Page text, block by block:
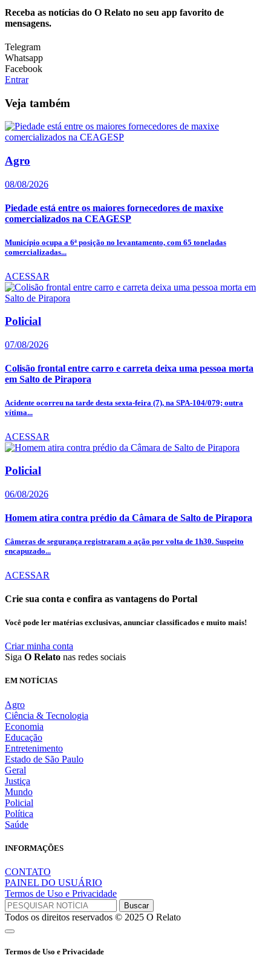
Receba as notícias do O Relato no seu app favorito de
mensagens.
Telegram
Whatsapp
Facebook
Entrar
Veja também
Agro
08/08/2026
Piedade está entre os maiores fornecedores de maxixe
comercializados na CEAGESP
Município ocupa a 6ª posição no levantamento, com 65 toneladas
comercializadas...
ACESSAR
Policial
07/08/2026
Colisão frontal entre carro e carreta deixa uma pessoa morta
em Salto de Pirapora
Acidente ocorreu na tarde desta sexta-feira (7), na SPA-104/079; outra
vítima...
ACESSAR
Policial
06/08/2026
Homem atira contra prédio da Câmara de Salto de Pirapora
Câmeras de segurança registraram a ação por volta de 1h30. Suspeito
encapuzado...
ACESSAR
Crie sua conta e confira as vantagens do Portal
Você pode ler matérias exclusivas, anunciar classificados e muito mais!
Criar minha conta
Siga O Relato nas redes sociais
EM NOTÍCIAS
Agro
Ciência & Tecnologia
Economia
Educação
Entretenimento
Estado de São Paulo
Geral
Justiça
Mundo
Policial
Política
Saúde
INFORMAÇÕES
CONTATO
PAINEL DO USUÁRIO
Termos de Uso e Privacidade
Todos os direitos reservados © 2025 O Relato
Termos de Uso e Privacidade